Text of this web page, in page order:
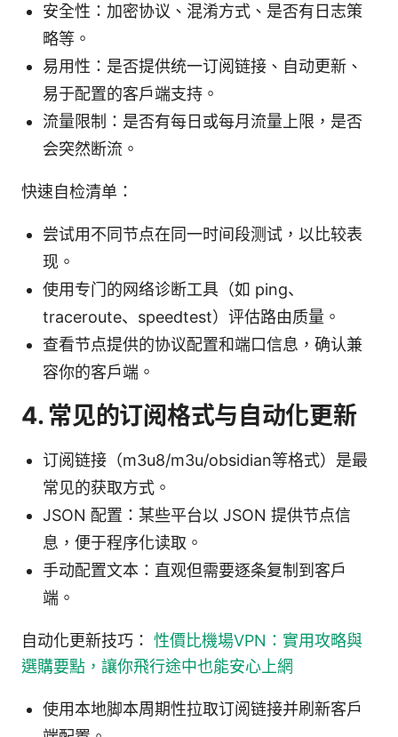
安全性：加密协议、混淆方式、是否有日志策
略等。
易用性：是否提供统一订阅链接、自动更新、
易于配置的客户端支持。
流量限制：是否有每日或每月流量上限，是否
会突然断流。
快速自检清单：
尝试用不同节点在同一时间段测试，以比较表
现。
使用专门的网络诊断工具（如 ping、
traceroute、speedtest）评估路由质量。
查看节点提供的协议配置和端口信息，确认兼
容你的客户端。
4. 常见的订阅格式与自动化更新
订阅链接（m3u8/m3u/obsidian等格式）是最
常见的获取方式。
JSON 配置：某些平台以 JSON 提供节点信
息，便于程序化读取。
手动配置文本：直观但需要逐条复制到客户
端。
自动化更新技巧： 性價比機場VPN：實用攻略與
選購要點，讓你飛行途中也能安心上網
使用本地脚本周期性拉取订阅链接并刷新客户